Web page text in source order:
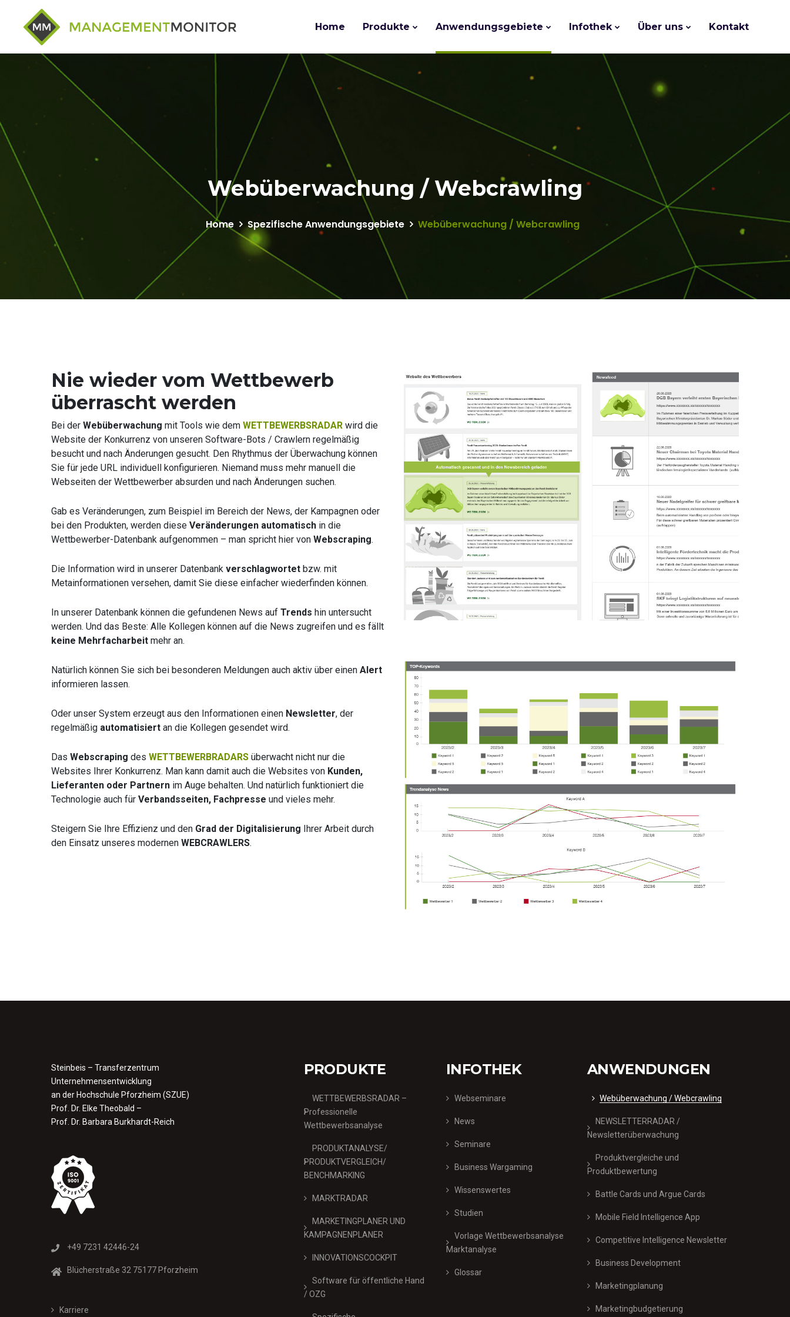
Home Produkte Anwendungsgebiete Infothek Über uns Kontakt
Webüberwachung / Webcrawling
Home Spezifische Anwendungsgebiete Webüberwachung / Webcrawling
Nie wieder vom Wettbewerb
überrascht werden
Bei der Webüberwachung mit Tools wie dem WETTBEWERBSRADAR wird die
Website der Konkurrenz von unseren Software-Bots / Crawlern regelmäßig
besucht und nach Änderungen gesucht. Den Rhythmus der Überwachung können
Sie für jede URL individuell konfigurieren. Niemand muss mehr manuell die
Webseiten der Wettbewerber absurden und nach Änderungen suchen.
Gab es Veränderungen, zum Beispiel im Bereich der News, der Kampagnen oder
bei den Produkten, werden diese Veränderungen automatisch in die
Wettbewerber-Datenbank aufgenommen – man spricht hier von Webscraping.
Die Information wird in unserer Datenbank verschlagwortet bzw. mit
Metainformationen versehen, damit Sie diese einfacher wiederfinden können.
In unserer Datenbank können die gefundenen News auf Trends hin untersucht
werden. Und das Beste: Alle Kollegen können auf die News zugreifen und es fällt
keine Mehrfacharbeit mehr an.
Natürlich können Sie sich bei besonderen Meldungen auch aktiv über einen Alert
informieren lassen.
Oder unser System erzeugt aus den Informationen einen Newsletter, der
regelmäßig automatisiert an die Kollegen gesendet wird.
Das Webscraping des WETTBEWERBRADARS überwacht nicht nur die
Websites Ihrer Konkurrenz. Man kann damit auch die Websites von Kunden,
Lieferanten oder Partnern im Auge behalten. Und natürlich funktioniert die
Technologie auch für Verbandsseiten, Fachpresse und vieles mehr.
Steigern Sie Ihre Effizienz und den Grad der Digitalisierung Ihrer Arbeit durch
den Einsatz unseres modernen WEBCRAWLERS.
Steinbeis – Transferzentrum
Unternehmensentwicklung
an der Hochschule Pforzheim (SZUE)
Prof. Dr. Elke Theobald –
Prof. Dr. Barbara Burkhardt-Reich
+49 7231 42446-24
Blücherstraße 32 75177 Pforzheim
Karriere
PRODUKTE
WETTBEWERBSRADAR –
Professionelle
Wettbewerbsanalyse
PRODUKTANALYSE/
PRODUKTVERGLEICH/
BENCHMARKING
MARKTRADAR
MARKETINGPLANER UND
KAMPAGNENPLANER
INNOVATIONSCOCKPIT
Software für öffentliche Hand
/ OZG
INFOTHEK
Webseminare
News
Seminare
Business Wargaming
Wissenswertes
Studien
Vorlage Wettbewerbsanalyse
Marktanalyse
Glossar
ANWENDUNGEN
Webüberwachung / Webcrawling
NEWSLETTERRADAR /
Newsletterüberwachung
Produktvergleiche und
Produktbewertung
Battle Cards und Argue Cards
Mobile Field Intelligence App
Competitive Intelligence Newsletter
Business Development
Marketingplanung
Marketingbudgetierung